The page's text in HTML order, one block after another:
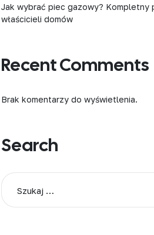
Jak wybrać piec gazowy? Kompletny
właścicieli domów
Recent Comments
Brak komentarzy do wyświetlenia.
Search